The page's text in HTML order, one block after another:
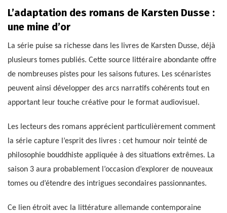
L’adaptation des romans de Karsten Dusse :
une mine d’or
La série puise sa richesse dans les livres de Karsten Dusse, déjà
plusieurs tomes publiés. Cette source littéraire abondante offre
de nombreuses pistes pour les saisons futures. Les scénaristes
peuvent ainsi développer des arcs narratifs cohérents tout en
apportant leur touche créative pour le format audiovisuel.
Les lecteurs des romans apprécient particulièrement comment
la série capture l’esprit des livres : cet humour noir teinté de
philosophie bouddhiste appliquée à des situations extrêmes. La
saison 3 aura probablement l’occasion d’explorer de nouveaux
tomes ou d’étendre des intrigues secondaires passionnantes.
Ce lien étroit avec la littérature allemande contemporaine